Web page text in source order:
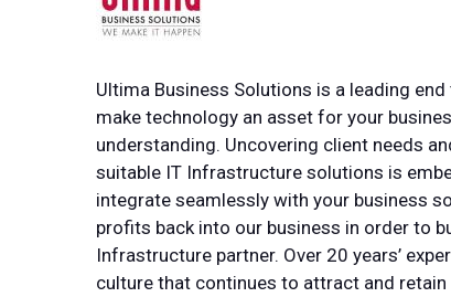
Ultima Business Solutions is a leading
make technology an asset for your
understanding. Uncovering client needs
suitable IT Infrastructure solutions is
integrate seamlessly with your business
profits back into our business in order to
Infrastructure partner. Over 20 years’
culture that continues to attract and